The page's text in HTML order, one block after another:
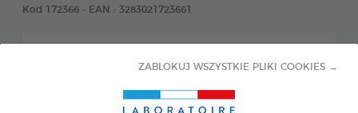
ZABLOKUJ WSZYSTKIE PLIKI COOKIES →
Kod 172366 - EAN : 3283021723661